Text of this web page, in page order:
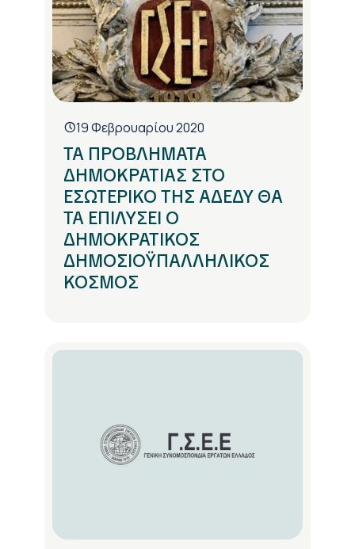
19 Φεβρουαρίου 2020
ΤΑ ΠΡΟΒΛΗΜΑΤΑ
ΔΗΜΟΚΡΑΤΙΑΣ ΣΤΟ
ΕΣΩΤΕΡΙΚΟ ΤΗΣ ΑΔΕΔΥ ΘΑ
ΤΑ ΕΠΙΛΥΣΕΙ Ο
ΔΗΜΟΚΡΑΤΙΚΟΣ
ΔΗΜΟΣΙΟΫΠΑΛΛΗΛΙΚΟΣ
ΚΟΣΜΟΣ